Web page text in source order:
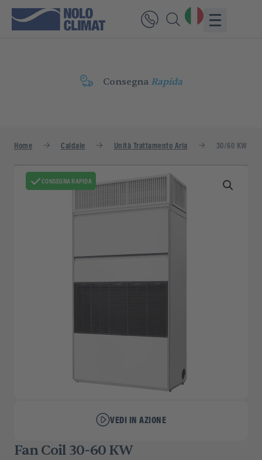
Consegna Rapida
Home Caldaie Unità Trattamento Aria 30/60 KW
CONSEGNA RAPIDA
VEDI IN AZIONE
Fan Coil 30-60 KW